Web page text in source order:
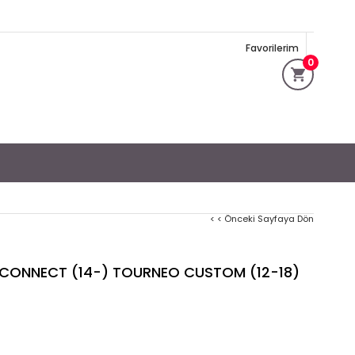
0
Favorilerim
< < Önceki Sayfaya Dön
(14-) TOURNEO CUSTOM (12-18)